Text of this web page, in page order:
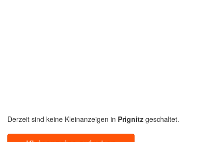
Derzeit sind keine Kleinanzeigen in Prignitz geschaltet.